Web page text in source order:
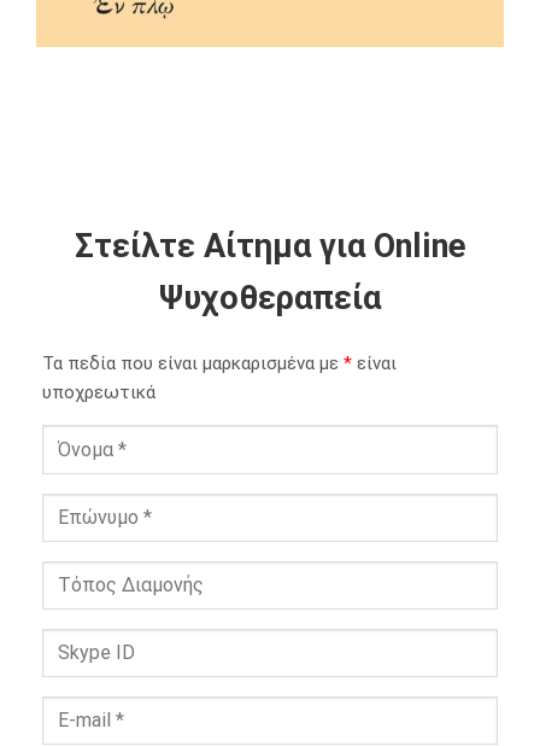
Στείλτε Αίτημα για Online
Ψυχοθεραπεία
Τα πεδία που είναι μαρκαρισμένα με * είναι
υποχρεωτικά